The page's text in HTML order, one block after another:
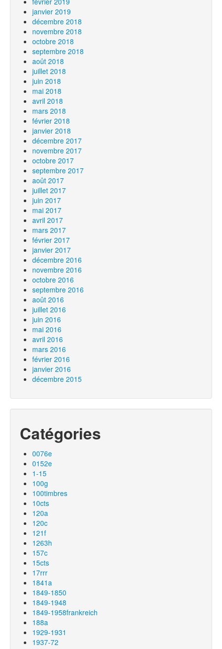
janvier 2019
décembre 2018
novembre 2018
octobre 2018
septembre 2018
août 2018
juillet 2018
juin 2018
mai 2018
avril 2018
mars 2018
février 2018
janvier 2018
décembre 2017
novembre 2017
octobre 2017
septembre 2017
août 2017
juillet 2017
juin 2017
mai 2017
avril 2017
mars 2017
février 2017
janvier 2017
décembre 2016
novembre 2016
octobre 2016
septembre 2016
août 2016
juillet 2016
juin 2016
mai 2016
avril 2016
mars 2016
février 2016
janvier 2016
décembre 2015
Catégories
0076e
0152e
1-15
100g
100timbres
10cts
120a
120c
121f
1263h
157c
15cts
17rrr
1841a
1849-1850
1849-1948
1849-1958frankreich
188a
1929-1931
1937-72